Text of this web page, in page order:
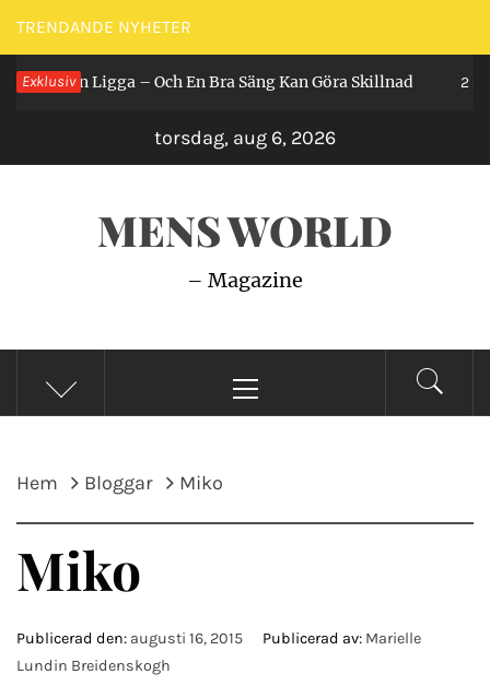
Hoppa
till
innehåll
TRENDANDE NYHETER
Exklusiv
Man Ligga – Och En Bra Säng Kan Göra Skillnad 2 år
torsdag, aug 6, 2026
MENS WORLD
– Magazine
meny
Hem Bloggar Miko
Miko
Publicerad den: augusti 16, 2015 Publicerad av: Marielle
Lundin Breidenskogh